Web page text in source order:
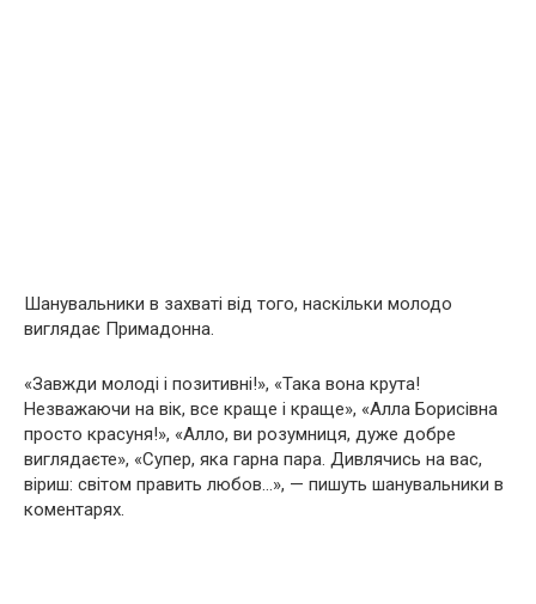
Шанувальники в захваті від того, наскільки молодо
виглядає Примадонна.
«Завжди молоді і позитивні!», «Така вона крута!
Незважаючи на вік, все краще і краще», «Алла Борисівна
просто красуня!», «Алло, ви розумниця, дуже добре
виглядаєте», «Супер, яка гарна пара. Дивлячись на вас,
віриш: світом править любов…», — пишуть шанувальники в
коментарях.